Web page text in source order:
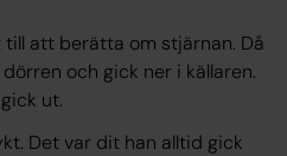
till att berätta om stjärnan. Då
och gick ner i källaren.
ut.
Det var dit han alltid gick